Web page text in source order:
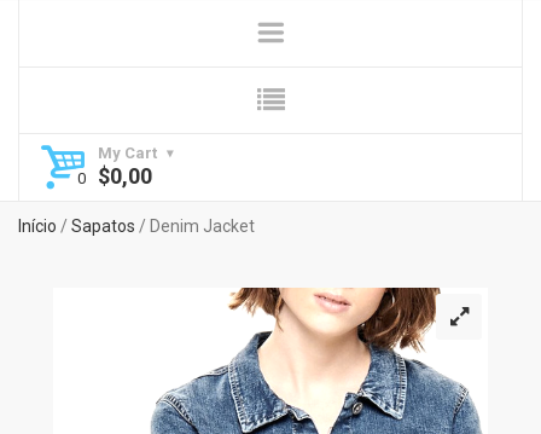
My Cart
$0,00
Início / Sapatos / Denim Jacket